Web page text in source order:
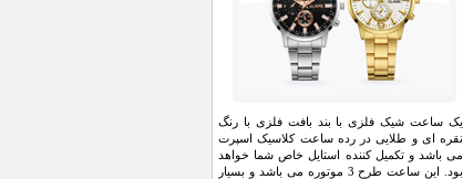
یک ساعت شیک فلزی با بند بافت فلزی با رنگ
نقره ای و طلایی در رده ساعت کلاسیک اسپرت
می باشد و تکمیل کننده استایل خاص شما خواهد
بود. این ساعت طرح 3 موتوره می باشد و بسیار